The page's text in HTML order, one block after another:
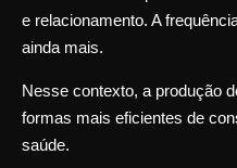
e relacionamento. A
ainda mais.
Nesse contexto, a produção
formas mais eficientes de
saúde.